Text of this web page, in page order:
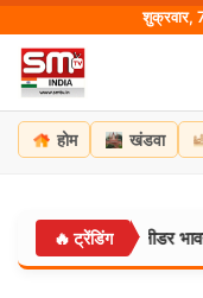
content
शुक्रवार,
होम खंडवा
🔥 ट्रेंडिंग
लीडर भावना कंठ ने